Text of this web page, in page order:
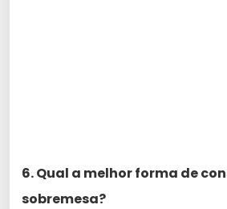
6. Qual a melhor forma de
sobremesa?